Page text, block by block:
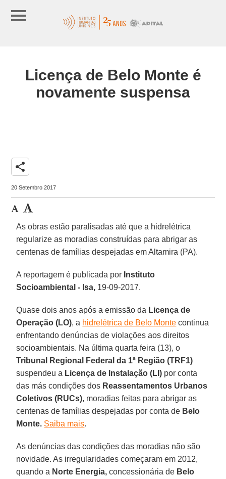
Licença de Belo Monte é
novamente suspensa
share
20 Setembro 2017
As obras estão paralisadas até que a hidrelétrica
regularize as moradias construídas para abrigar as
centenas de famílias despejadas em Altamira (PA).
A reportagem é publicada por Instituto
Socioambiental - Isa, 19-09-2017.
Quase dois anos após a emissão da Licença de
Operação (LO), a hidrelétrica de Belo Monte continua
enfrentando denúncias de violações aos direitos
socioambientais. Na última quarta feira (13), o
Tribunal Regional Federal da 1ª Região (TRF1)
suspendeu a Licença de Instalação (LI) por conta
das más condições dos Reassentamentos Urbanos
Coletivos (RUCs), moradias feitas para abrigar as
centenas de famílias despejadas por conta de Belo
Monte. Saiba mais.
As denúncias das condições das moradias não são
novidade. As irregularidades começaram em 2012,
quando a Norte Energia, concessionária de Belo